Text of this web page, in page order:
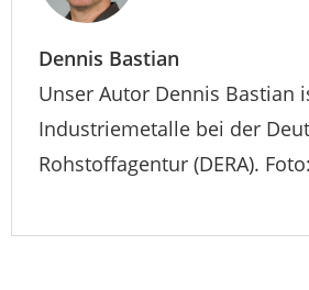
Dennis Bastian
Unser Autor Dennis Bastian
Industriemetalle bei der
Rohstoffagentur (DERA).